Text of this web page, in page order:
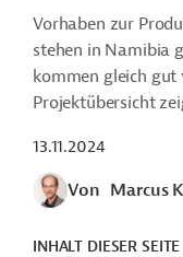
Vorhaben zur
stehen in Namibia
kommen gleich gut
Projektübersicht
13.11.2024
Von Marcus
INHALT DIESER SEITE